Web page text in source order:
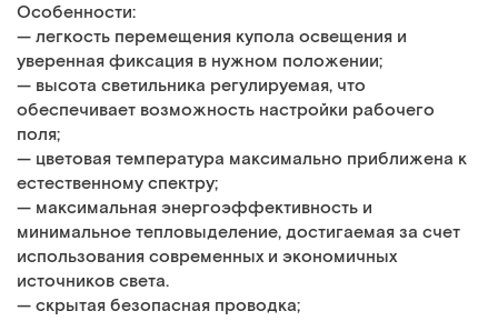
Особенности:
— легкость перемещения купола освещения и
уверенная фиксация в нужном положении;
— высота светильника регулируемая, что
обеспечивает возможность настройки рабочего
поля;
— цветовая температура максимально приближена к
естественному спектру;
— максимальная энергоэффективность и
минимальное тепловыделение, достигаемая за счет
использования современных и экономичных
источников света.
— скрытая безопасная проводка;